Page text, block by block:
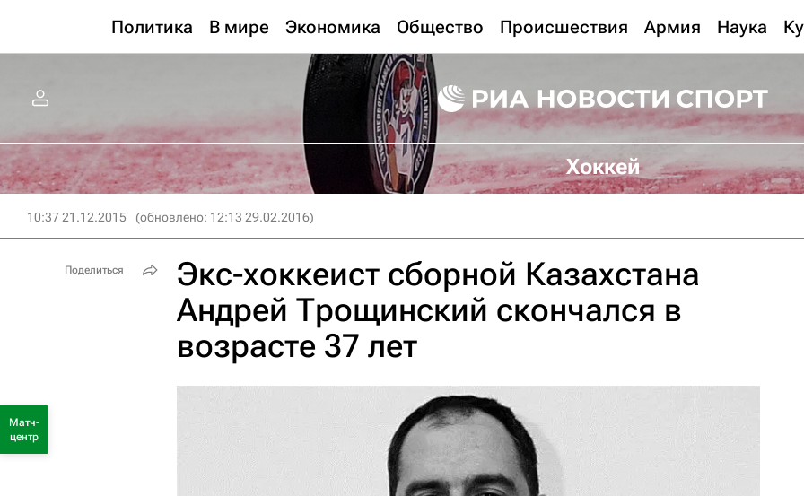
Политика В мире Экономика Общество Происшествия Армия Наука
Хоккей
10:37 21.12.2015 (обновлено: 12:13 29.02.2016)
Экс-хоккеист сборной Казахстана
Андрей Трощинский скончался в
возрасте 37 лет
Поделиться
Матч-
центр